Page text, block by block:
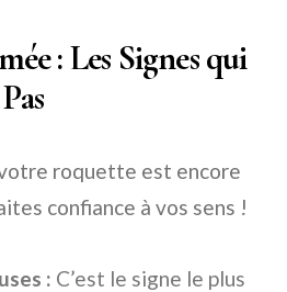
: Les Signes qui
roquette est encore
confiance à vos sens !
: C’est le signe le plus